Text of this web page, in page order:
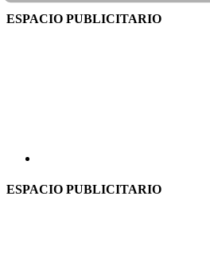
ESPACIO PUBLICITARIO
ESPACIO PUBLICITARIO